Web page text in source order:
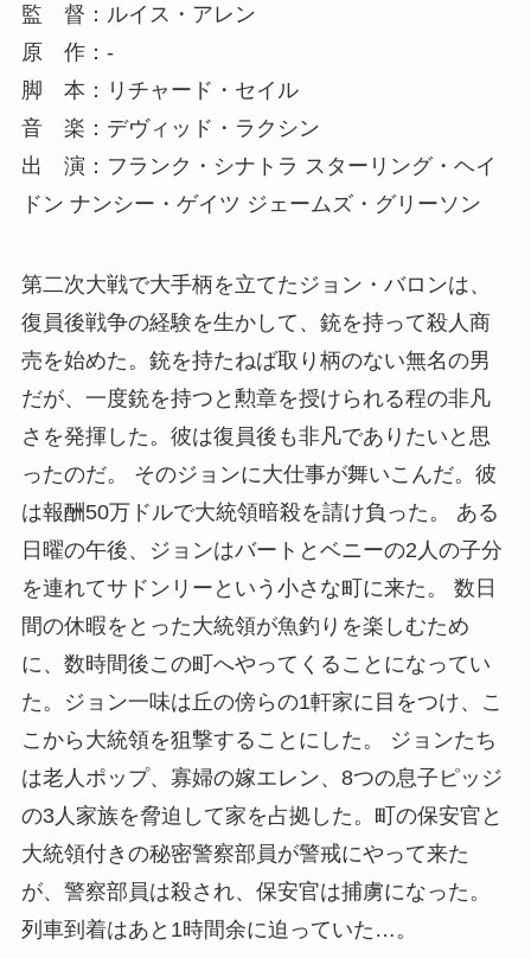
監 督：ルイス・アレン
原 作：-
脚 本：リチャード・セイル
音 楽：デヴィッド・ラクシン
出 演：フランク・シナトラ スターリング・ヘイ
ドン ナンシー・ゲイツ ジェームズ・グリーソン
第二次大戦で大手柄を立てたジョン・バロンは、
復員後戦争の経験を生かして、銃を持って殺人商
売を始めた。銃を持たねば取り柄のない無名の男
だが、一度銃を持つと勲章を授けられる程の非凡
さを発揮した。彼は復員後も非凡でありたいと思
ったのだ。 そのジョンに大仕事が舞いこんだ。彼
は報酬50万ドルで大統領暗殺を請け負った。 ある
日曜の午後、ジョンはバートとベニーの2人の子分
を連れてサドンリーという小さな町に来た。 数日
間の休暇をとった大統領が魚釣りを楽しむため
に、数時間後この町へやってくることになってい
た。ジョン一味は丘の傍らの1軒家に目をつけ、こ
こから大統領を狙撃することにした。 ジョンたち
は老人ポップ、寡婦の嫁エレン、8つの息子ピッジ
の3人家族を脅迫して家を占拠した。町の保安官と
大統領付きの秘密警察部員が警戒にやって来た
が、警察部員は殺され、保安官は捕虜になった。
列車到着はあと1時間余に迫っていた…。